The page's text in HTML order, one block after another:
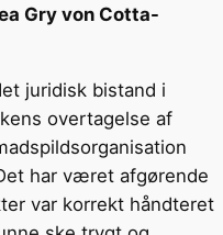
Gry von Cotta-
juridisk bistand i
overtagelse af
har været afgørende
var korrekt håndteret